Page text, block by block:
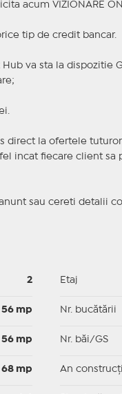
acum VIZIONARE
tip de credit bancar.
va sta la dispozitie
direct la ofertele
incat fiecare client sa
sau cereti detalii
2
56 mp
56 mp
68 mp
Etaj
Nr. bucătării
Nr. băi/GS
An